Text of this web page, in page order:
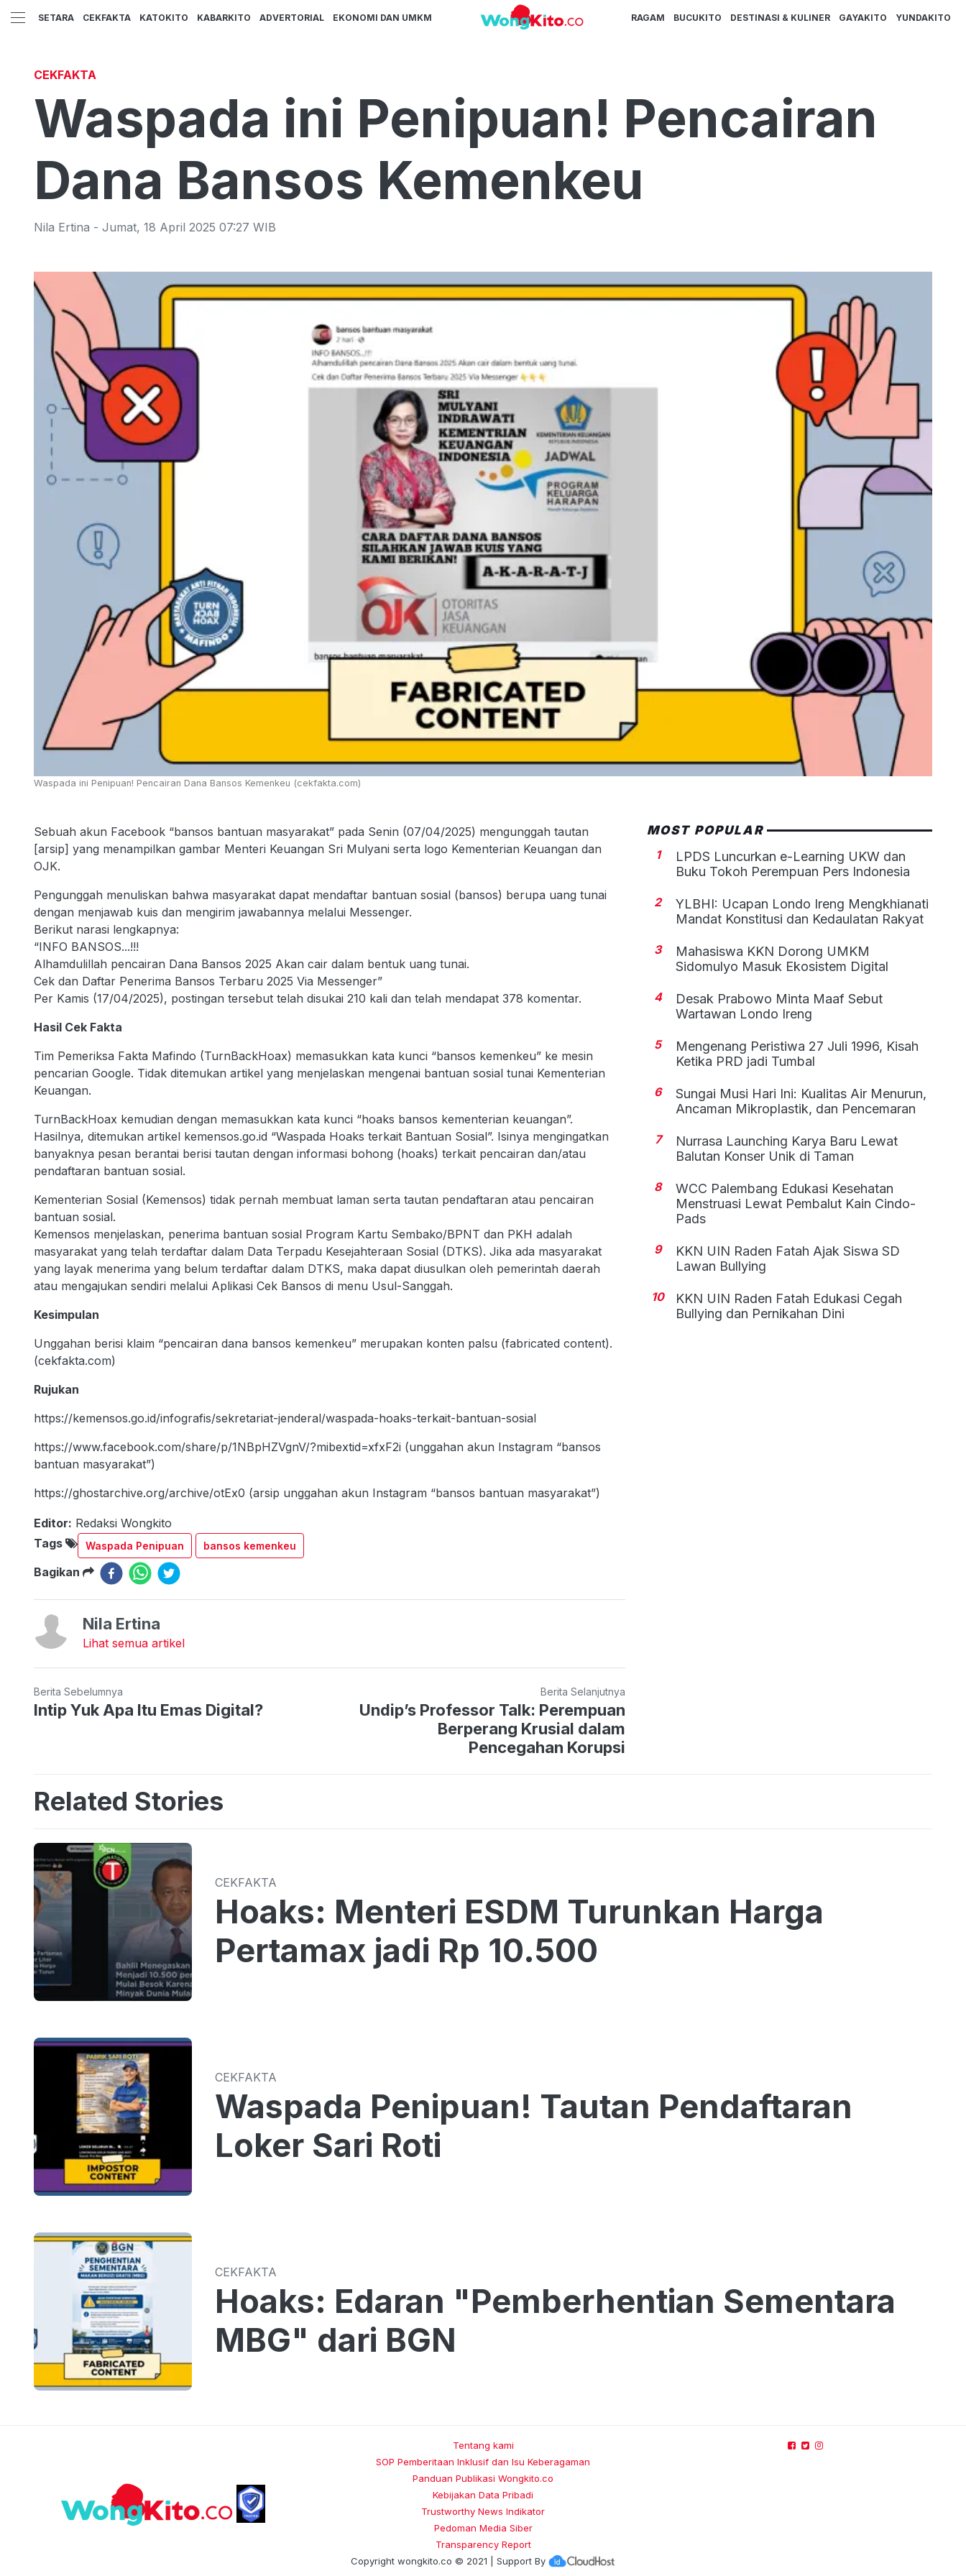
SETARA CEKFAKTA KATOKITO KABARKITO ADVERTORIAL EKONOMI DAN UMKM RAGAM BUCUKITO DESTINASI & KULINER GAYAKITO YUNDAKITO
CEKFAKTA
Waspada ini Penipuan! Pencairan
Dana Bansos Kemenkeu
Nila Ertina - Jumat, 18 April 2025 07:27 WIB
Waspada ini Penipuan! Pencairan Dana Bansos Kemenkeu (cekfakta.com)
Sebuah akun Facebook “bansos bantuan masyarakat” pada Senin (07/04/2025) mengunggah tautan
[arsip] yang menampilkan gambar Menteri Keuangan Sri Mulyani serta logo Kementerian Keuangan dan
OJK.
Pengunggah menuliskan bahwa masyarakat dapat mendaftar bantuan sosial (bansos) berupa uang tunai
dengan menjawab kuis dan mengirim jawabannya melalui Messenger.
Berikut narasi lengkapnya:
“INFO BANSOS...!!!
Alhamdulillah pencairan Dana Bansos 2025 Akan cair dalam bentuk uang tunai.
Cek dan Daftar Penerima Bansos Terbaru 2025 Via Messenger”
Per Kamis (17/04/2025), postingan tersebut telah disukai 210 kali dan telah mendapat 378 komentar.
Hasil Cek Fakta
Tim Pemeriksa Fakta Mafindo (TurnBackHoax) memasukkan kata kunci “bansos kemenkeu” ke mesin
pencarian Google. Tidak ditemukan artikel yang menjelaskan mengenai bantuan sosial tunai Kementerian
Keuangan.
TurnBackHoax kemudian dengan memasukkan kata kunci “hoaks bansos kementerian keuangan”.
Hasilnya, ditemukan artikel kemensos.go.id “Waspada Hoaks terkait Bantuan Sosial”. Isinya mengingatkan
banyaknya pesan berantai berisi tautan dengan informasi bohong (hoaks) terkait pencairan dan/atau
pendaftaran bantuan sosial.
Kementerian Sosial (Kemensos) tidak pernah membuat laman serta tautan pendaftaran atau pencairan
bantuan sosial.
Kemensos menjelaskan, penerima bantuan sosial Program Kartu Sembako/BPNT dan PKH adalah
masyarakat yang telah terdaftar dalam Data Terpadu Kesejahteraan Sosial (DTKS). Jika ada masyarakat
yang layak menerima yang belum terdaftar dalam DTKS, maka dapat diusulkan oleh pemerintah daerah
atau mengajukan sendiri melalui Aplikasi Cek Bansos di menu Usul-Sanggah.
Kesimpulan
Unggahan berisi klaim “pencairan dana bansos kemenkeu” merupakan konten palsu (fabricated content).
(cekfakta.com)
Rujukan
https://kemensos.go.id/infografis/sekretariat-jenderal/waspada-hoaks-terkait-bantuan-sosial
https://www.facebook.com/share/p/1NBpHZVgnV/?mibextid=xfxF2i (unggahan akun Instagram “bansos
bantuan masyarakat”)
https://ghostarchive.org/archive/otEx0 (arsip unggahan akun Instagram “bansos bantuan masyarakat”)
Editor: Redaksi Wongkito
Tags
Waspada Penipuan bansos kemenkeu
Bagikan
Nila Ertina
Lihat semua artikel
Berita Sebelumnya
Intip Yuk Apa Itu Emas Digital?
Berita Selanjutnya
Undip’s Professor Talk: Perempuan
Berperang Krusial dalam
Pencegahan Korupsi
MOST POPULAR
1
LPDS Luncurkan e-Learning UKW dan
Buku Tokoh Perempuan Pers Indonesia
2
YLBHI: Ucapan Londo Ireng Mengkhianati
Mandat Konstitusi dan Kedaulatan Rakyat
3
Mahasiswa KKN Dorong UMKM
Sidomulyo Masuk Ekosistem Digital
4
Desak Prabowo Minta Maaf Sebut
Wartawan Londo Ireng
5
Mengenang Peristiwa 27 Juli 1996, Kisah
Ketika PRD jadi Tumbal
6
Sungai Musi Hari Ini: Kualitas Air Menurun,
Ancaman Mikroplastik, dan Pencemaran
7
Nurrasa Launching Karya Baru Lewat
Balutan Konser Unik di Taman
8
WCC Palembang Edukasi Kesehatan
Menstruasi Lewat Pembalut Kain Cindo-
Pads
9
KKN UIN Raden Fatah Ajak Siswa SD
Lawan Bullying
10
KKN UIN Raden Fatah Edukasi Cegah
Bullying dan Pernikahan Dini
Related Stories
CEKFAKTA
Hoaks: Menteri ESDM Turunkan Harga
Pertamax jadi Rp 10.500
CEKFAKTA
Waspada Penipuan! Tautan Pendaftaran
Loker Sari Roti
CEKFAKTA
Hoaks: Edaran "Pemberhentian Sementara
MBG" dari BGN
Tentang kami
SOP Pemberitaan Inklusif dan Isu Keberagaman
Panduan Publikasi Wongkito.co
Kebijakan Data Pribadi
Trustworthy News Indikator
Pedoman Media Siber
Transparency Report
Copyright wongkito.co © 2021 | Support By